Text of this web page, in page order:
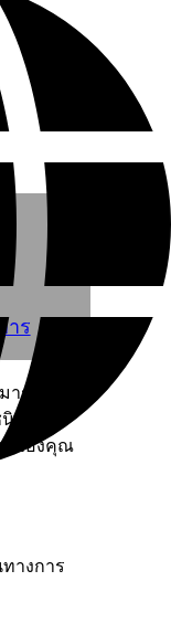
าร
รถใช้
พิเศษ
ณ์ของคุณ
างการ